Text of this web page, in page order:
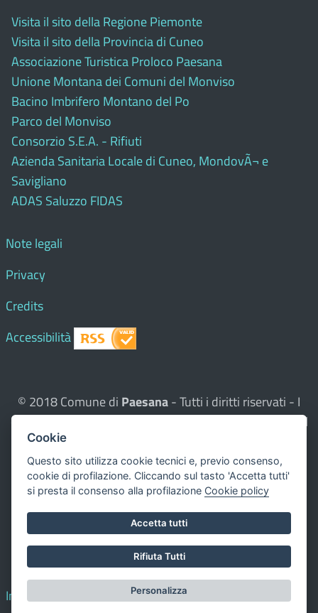
Visita il sito della Regione Piemonte
Visita il sito della Provincia di Cuneo
Associazione Turistica Proloco Paesana
Unione Montana dei Comuni del Monviso
Bacino Imbrifero Montano del Po
Parco del Monviso
Consorzio S.E.A. - Rifiuti
Azienda Sanitaria Locale di Cuneo, MondovÃ¬ e
Savigliano
ADAS Saluzzo FIDAS
Note legali
Privacy
Credits
Accessibilità
© 2018 Comune di Paesana- Tutti i diritti riservati - I
contenuti del sito, testi e immagini sono di proprietà del
Comune - CMS:
Questo sito utilizza, nella versione per UTENTI CON
DISLESSIA,Biancoenero ®, una font italiana ad Alta
Leggibilità.
Valuta questo sito
Dichiarazione di accessibilità
redatta il 00.00.0000
Impostazione cookie
Cookie
Questo sito utilizza cookie tecnici e, previo consenso,
cookie di profilazione. Cliccando sul tasto 'Accetta tutti'
si presta il consenso alla profilazione Cookie policy
Accetta tutti
Rifiuta Tutti
Personalizza